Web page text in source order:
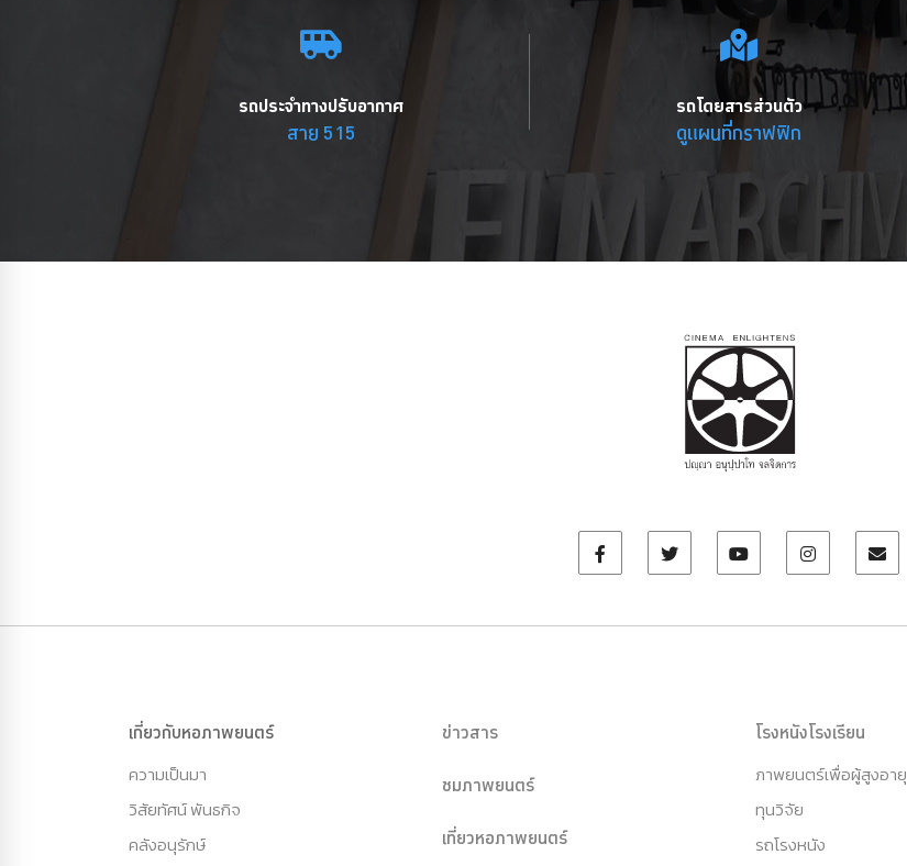
รถประจำทางปรับอากาศ
สาย 515
รถโดยสารส่วนตัว
ดูแผนที่กราฟฟิก
เกี่ยวกับหอภาพยนตร์
ความเป็นมา
วิสัยทัศน์ พันธกิจ
คลังอนุรักษ์
ข่าวสาร
ชมภาพยนตร์
เที่ยวหอภาพยนตร์
โรงหนังโรงเรียน
ภาพยนตร์เพื่อผู้สูงอายุ
ทุนวิจัย
รถโรงหนัง